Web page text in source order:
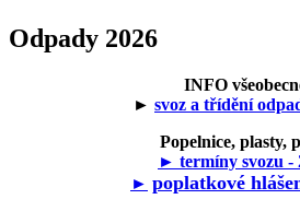
Odpady 2026
INFO
► svoz a třídění
Popelnice, plasty,
► termíny svozu -
► poplatkové